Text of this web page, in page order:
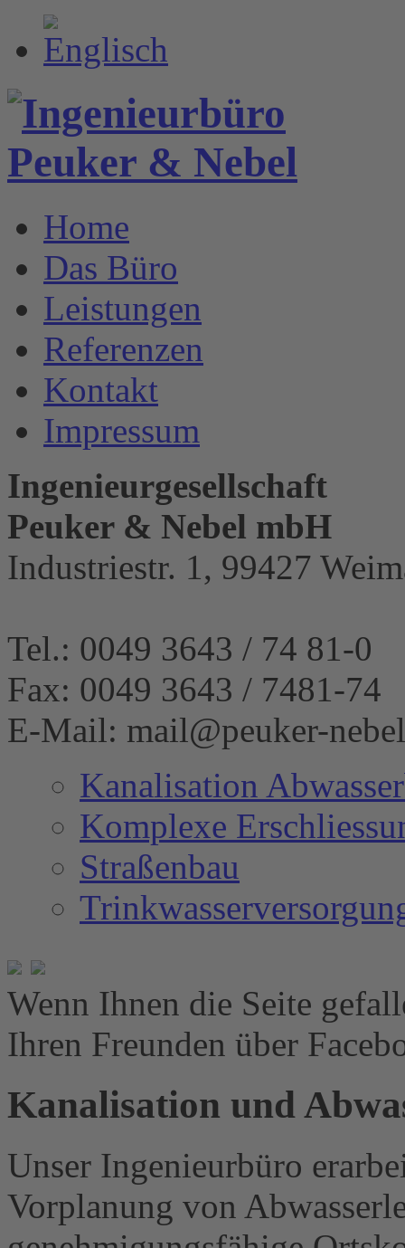
Home
Das Büro
Leistungen
Referenzen
Kontakt
Impressum
Ingenieurgesellschaft
Peuker & Nebel mbH
Industriestr. 1, 99427
Tel.: 0049 3643 / 74 81-0
Fax: 0049 3643 / 7481-74
E-Mail: mail@peuker-
Kanalisation
Komplexe
Straßenbau
Wenn Ihnen die Seite
Ihren Freunden über
Kanalisation und
Unser Ingenieurbüro
Vorplanung von